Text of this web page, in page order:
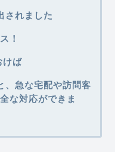
れました
！
けば
、急な宅配や訪問客
な対応ができま